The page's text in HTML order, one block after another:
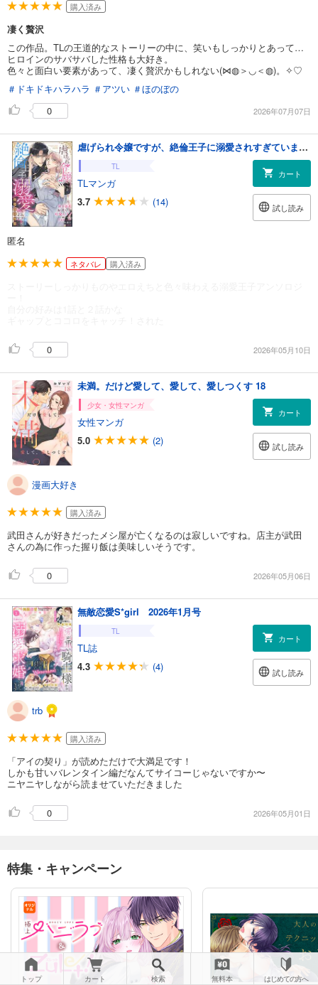
購入済み
凄く贅沢
この作品。TLの王道的なストーリーの中に、笑いもしっかりとあって…
ヒロインのサバサバした性格も大好き。
色々と面白い要素があって、凄く贅沢かもしれない(⋈◍＞◡＜◍)。✧♡
＃ドキドキハラハラ ＃アツい ＃ほのぼの
0
2026年07月07日
虐げられ令嬢ですが、絶倫王子に溺愛されすぎています！？（※昼も夜も）アンソロジー
TL
TLマンガ
3.7
(14)
カート
試し読み
匿名
ネタバレ 購入済み
0 2026年05月10日
未満。だけど愛して、愛して、愛しつくす 18
少女・女性マンガ
女性マンガ
5.0
(2)
カート
試し読み
漫画大好き
購入済み
武田さんが好きだったメシ屋が亡くなるのは寂しいですね。店主が武田
さんの為に作った握り飯は美味しいそうです。
0 2026年05月06日
無敵恋愛S*girl 2026年1月号
TL
TL誌
4.3
(4)
カート
試し読み
trb
購入済み
「アイの契り」が読めただけで大満足です！
しかも甘いバレンタイン編だなんてサイコーじゃないですか〜
ニヤニヤしながら読ませていただきました
0 2026年05月01日
特集・キャンペーン
トップ カート 検索 無料本 はじめての方へ